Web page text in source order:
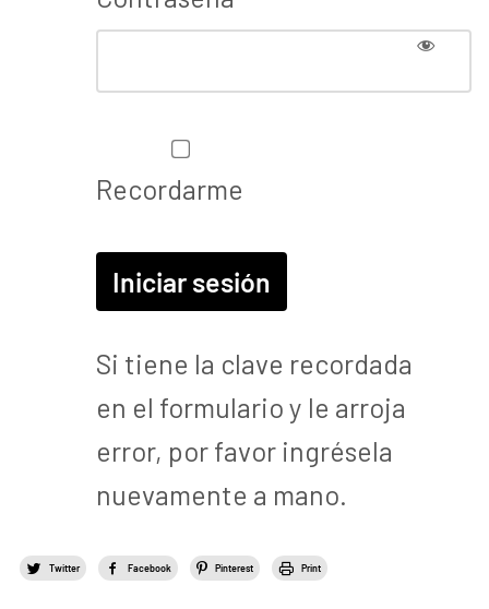
Recordarme
Si tiene la clave recordada
en el formulario y le arroja
error, por favor ingrésela
nuevamente a mano.
Twitter Facebook Pinterest Print